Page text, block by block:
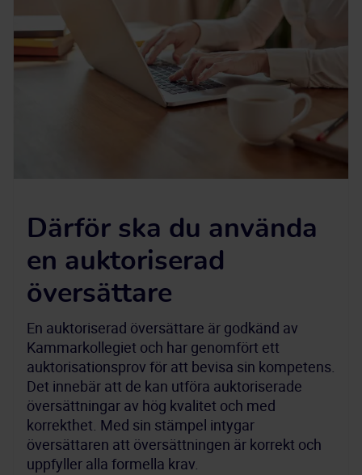
Därför ska du använda
en auktoriserad
översättare
En auktoriserad översättare är godkänd av
Kammarkollegiet och har genomfört ett
auktorisationsprov för att bevisa sin kompetens.
Det innebär att de kan utföra auktoriserade
översättningar av hög kvalitet och med
korrekthet. Med sin stämpel intygar
översättaren att översättningen är korrekt och
uppfyller alla formella krav.